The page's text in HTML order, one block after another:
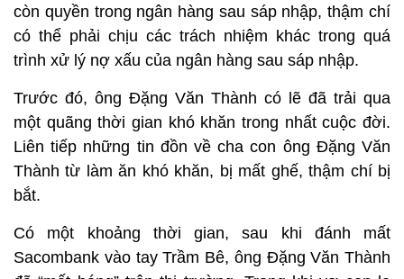
còn quyền trong ngân hàng sau sáp nhập, thậm chí
có thể phải chịu các trách nhiệm khác trong quá
trình xử lý nợ xấu của ngân hàng sau sáp nhập.
Trước đó, ông Đặng Văn Thành có lẽ đã trải qua
một quãng thời gian khó khăn trong nhất cuộc đời.
Liên tiếp những tin đồn về cha con ông Đặng Văn
Thành từ làm ăn khó khăn, bị mất ghế, thậm chí bị
bắt.
Có một khoảng thời gian, sau khi đánh mất
Sacombank vào tay Trầm Bê, ông Đặng Văn Thành